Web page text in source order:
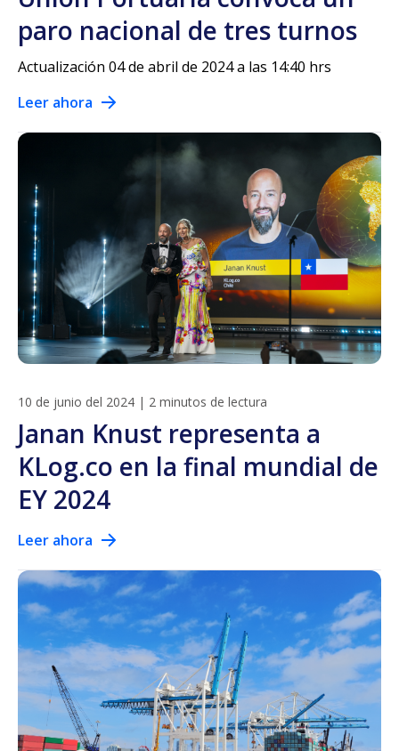
paro nacional de tres turnos
Actualización 04 de abril de 2024 a las 14:40 hrs
Leer ahora
10 de junio del 2024 | 2 minutos de lectura
Janan Knust representa a
KLog.co en la final mundial de
EY 2024
Leer ahora